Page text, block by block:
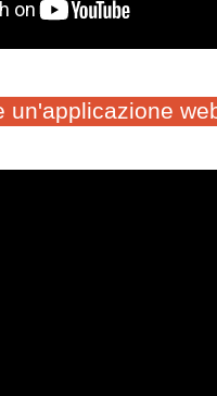
un'applicazione